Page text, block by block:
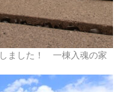
ました！ 一棟入魂の家